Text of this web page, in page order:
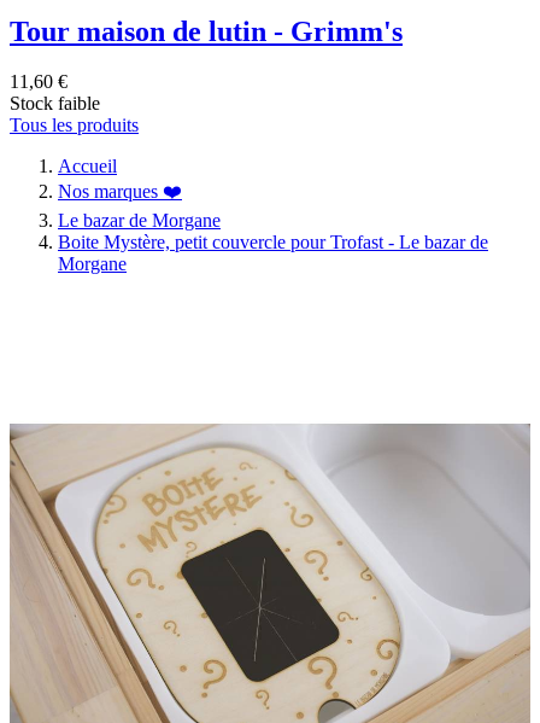
Tour maison de lutin - Grimm's
11,60 €
Stock faible
Tous les produits
Accueil
Nos marques ❤️
Le bazar de Morgane
Boite Mystère, petit couvercle pour Trofast - Le bazar de
Morgane